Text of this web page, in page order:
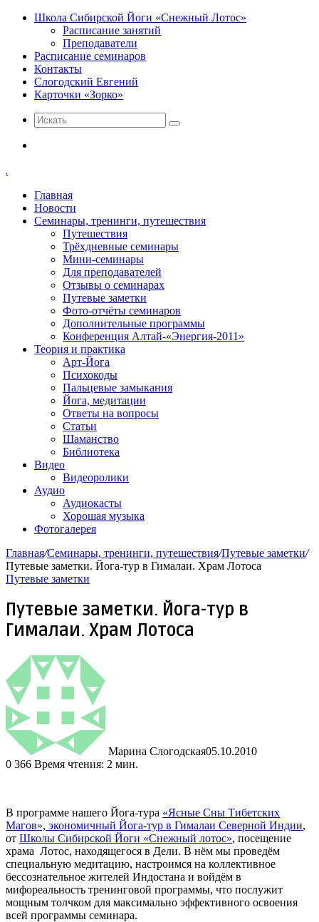
Школа Сибирской Йоги «Снежный Лотос»
Расписание занятий
Преподаватели
Расписание семинаров
Контакты
Слогодский Евгений
Карточки «Зорко»
Искать
.
Главная
Новости
Семинары, тренинги, путешествия
Путешествия
Трёхдневные семинары
Мини-семинары
Для преподавателей
Отзывы о семинарах
Путевые заметки
Фото-отчёты семинаров
Дополнительные программы
Конференция Алтай-«Энергия-2011»
Теория и практика
Арт-Йога
Психокоды
Пальцевые замыкания
Йога, медитации
Ответы на вопросы
Статьи
Шаманство
Библиотека
Видео
Видеоролики
Аудио
Аудиокасты
Хорошая музыка
Фотогалерея
Главная/Семинары, тренинги, путешествия/Путевые заметки/
Путевые заметки. Йога-тур в Гималаи. Храм Лотоса
Путевые заметки
Путевые заметки. Йога-тур в
Гималаи. Храм Лотоса
Марина Слогодская05.10.2010
0 366 Время чтения: 2 мин.
В программе нашего Йога-тура «Ясные Сны Тибетских
Магов», экономичный Йога-тур в Гималаи Северной Индии,
от Школы Сибирской Йоги «Снежный лотос», посещение
храма Лотос, находящегося в Дели. В нём мы проведём
специальную медитацию, настроимся на коллективное
бессознательное жителей Индостана и войдём в
мифореальность тренинговой программы, что послужит
мощным толчком для максимально эффективного освоения
всей программы семинара.